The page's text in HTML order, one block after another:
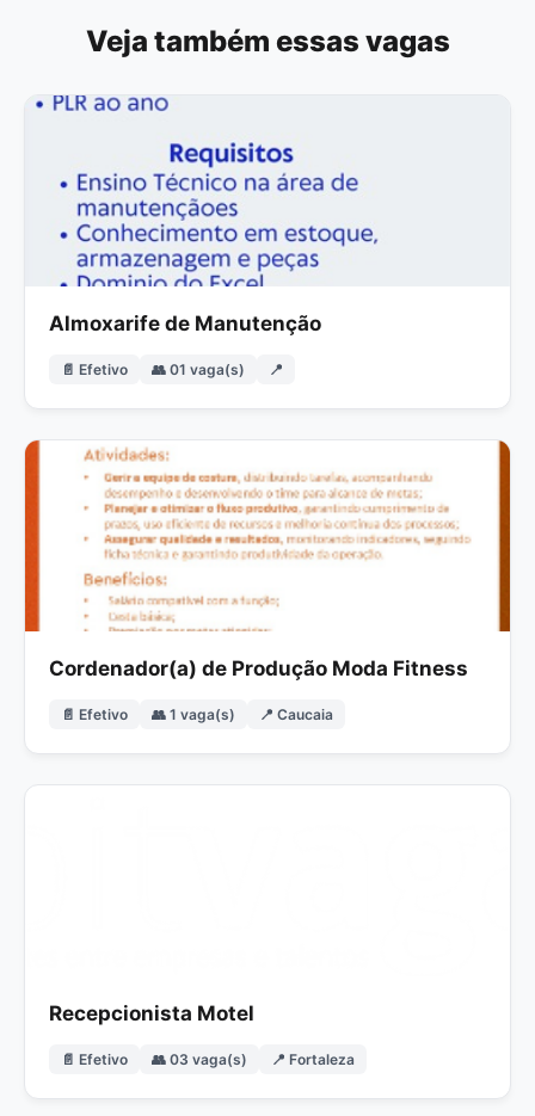
Veja também essas vagas
Almoxarife de Manutenção
📄 Efetivo 👥 01 vaga(s) 📍
Cordenador(a) de Produção Moda Fitness
📄 Efetivo 👥 1 vaga(s) 📍 Caucaia
Recepcionista Motel
📄 Efetivo 👥 03 vaga(s) 📍 Fortaleza